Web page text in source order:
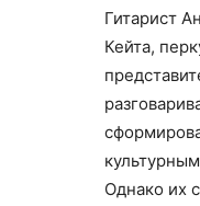
Гитарист
Кейта,
Однако их